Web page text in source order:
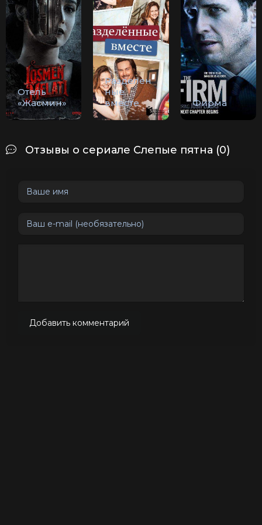
Отель
«Жасмин»
Разделен
ные
вместе
Фирма
Отзывы о сериале Слепые пятна (0)
Добавить комментарий